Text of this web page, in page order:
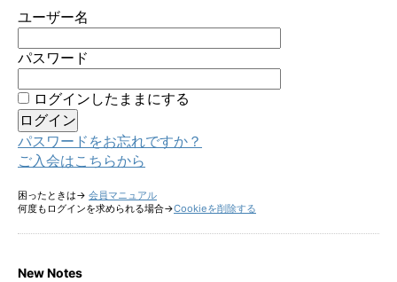
ユーザー名
パスワード
ログインしたままにする
パスワードをお忘れですか？
ご入会はこちらから
困ったときは→ 会員マニュアル
何度もログインを求められる場合→Cookieを削除する
New Notes